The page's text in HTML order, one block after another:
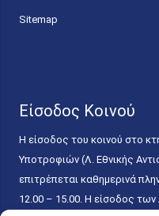
Sitemap
Είσοδος Κοινού
Η είσοδος του κοινού στο
Υποτροφιών (Λ. Εθνικής
επιτρέπεται καθημερινά
12.00 – 15.00. Η είσοδος των